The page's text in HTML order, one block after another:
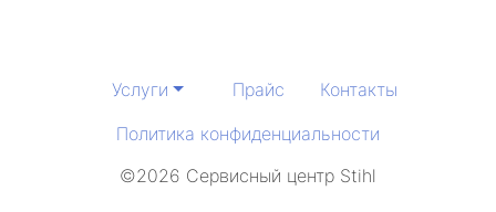
Услуги Прайс
Контакты
Политика конфиденциальности
©2026 Сервисный центр Stihl